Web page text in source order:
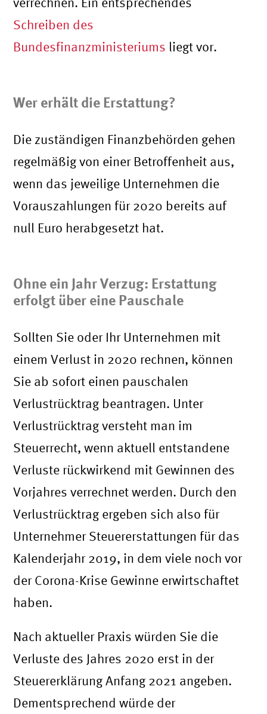
Schreiben des
Bundesfinanzministeriums liegt vor.
Wer erhält die Erstattung?
Die zuständigen Finanzbehörden gehen
regelmäßig von einer Betroffenheit aus,
wenn das jeweilige Unternehmen die
Vorauszahlungen für 2020 bereits auf
null Euro herabgesetzt hat.
Ohne ein Jahr Verzug: Erstattung
erfolgt über eine Pauschale
Sollten Sie oder Ihr Unternehmen mit
einem Verlust in 2020 rechnen, können
Sie ab sofort einen pauschalen
Verlustrücktrag beantragen. Unter
Verlustrücktrag versteht man im
Steuerrecht, wenn aktuell entstandene
Verluste rückwirkend mit Gewinnen des
Vorjahres verrechnet werden. Durch den
Verlustrücktrag ergeben sich also für
Unternehmer Steuererstattungen für das
Kalenderjahr 2019, in dem viele noch vor
der Corona-Krise Gewinne erwirtschaftet
haben.
Nach aktueller Praxis würden Sie die
Verluste des Jahres 2020 erst in der
Steuererklärung Anfang 2021 angeben.
Dementsprechend würde der